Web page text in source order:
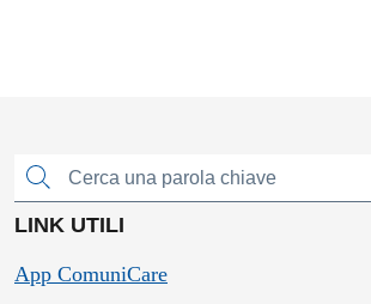
Cerca una parola chiave
LINK UTILI
App ComuniCare